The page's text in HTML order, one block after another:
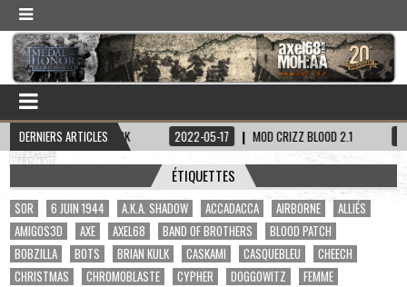
DERNIERS ARTICLES
HADDOCK 2022-05-17 MOD CRIZZ BLOOD 2.1 2022-05-01
ÉTIQUETTES
$OR 6 JUIN 1944 A.K.A. SHADOW ACCADACCA AIRBORNE
ALLIÉS
AMIGOS3D
AXE AXEL68 BAND OF BROTHERS
BLOOD PATCH
BOBZILLA
BOTS BRIAN KULK CASKAMI CASQUEBLEU
CHEECH
CHRISTMAS
CHROMOBLASTE CYPHER DOGGOWITZ
FEMME